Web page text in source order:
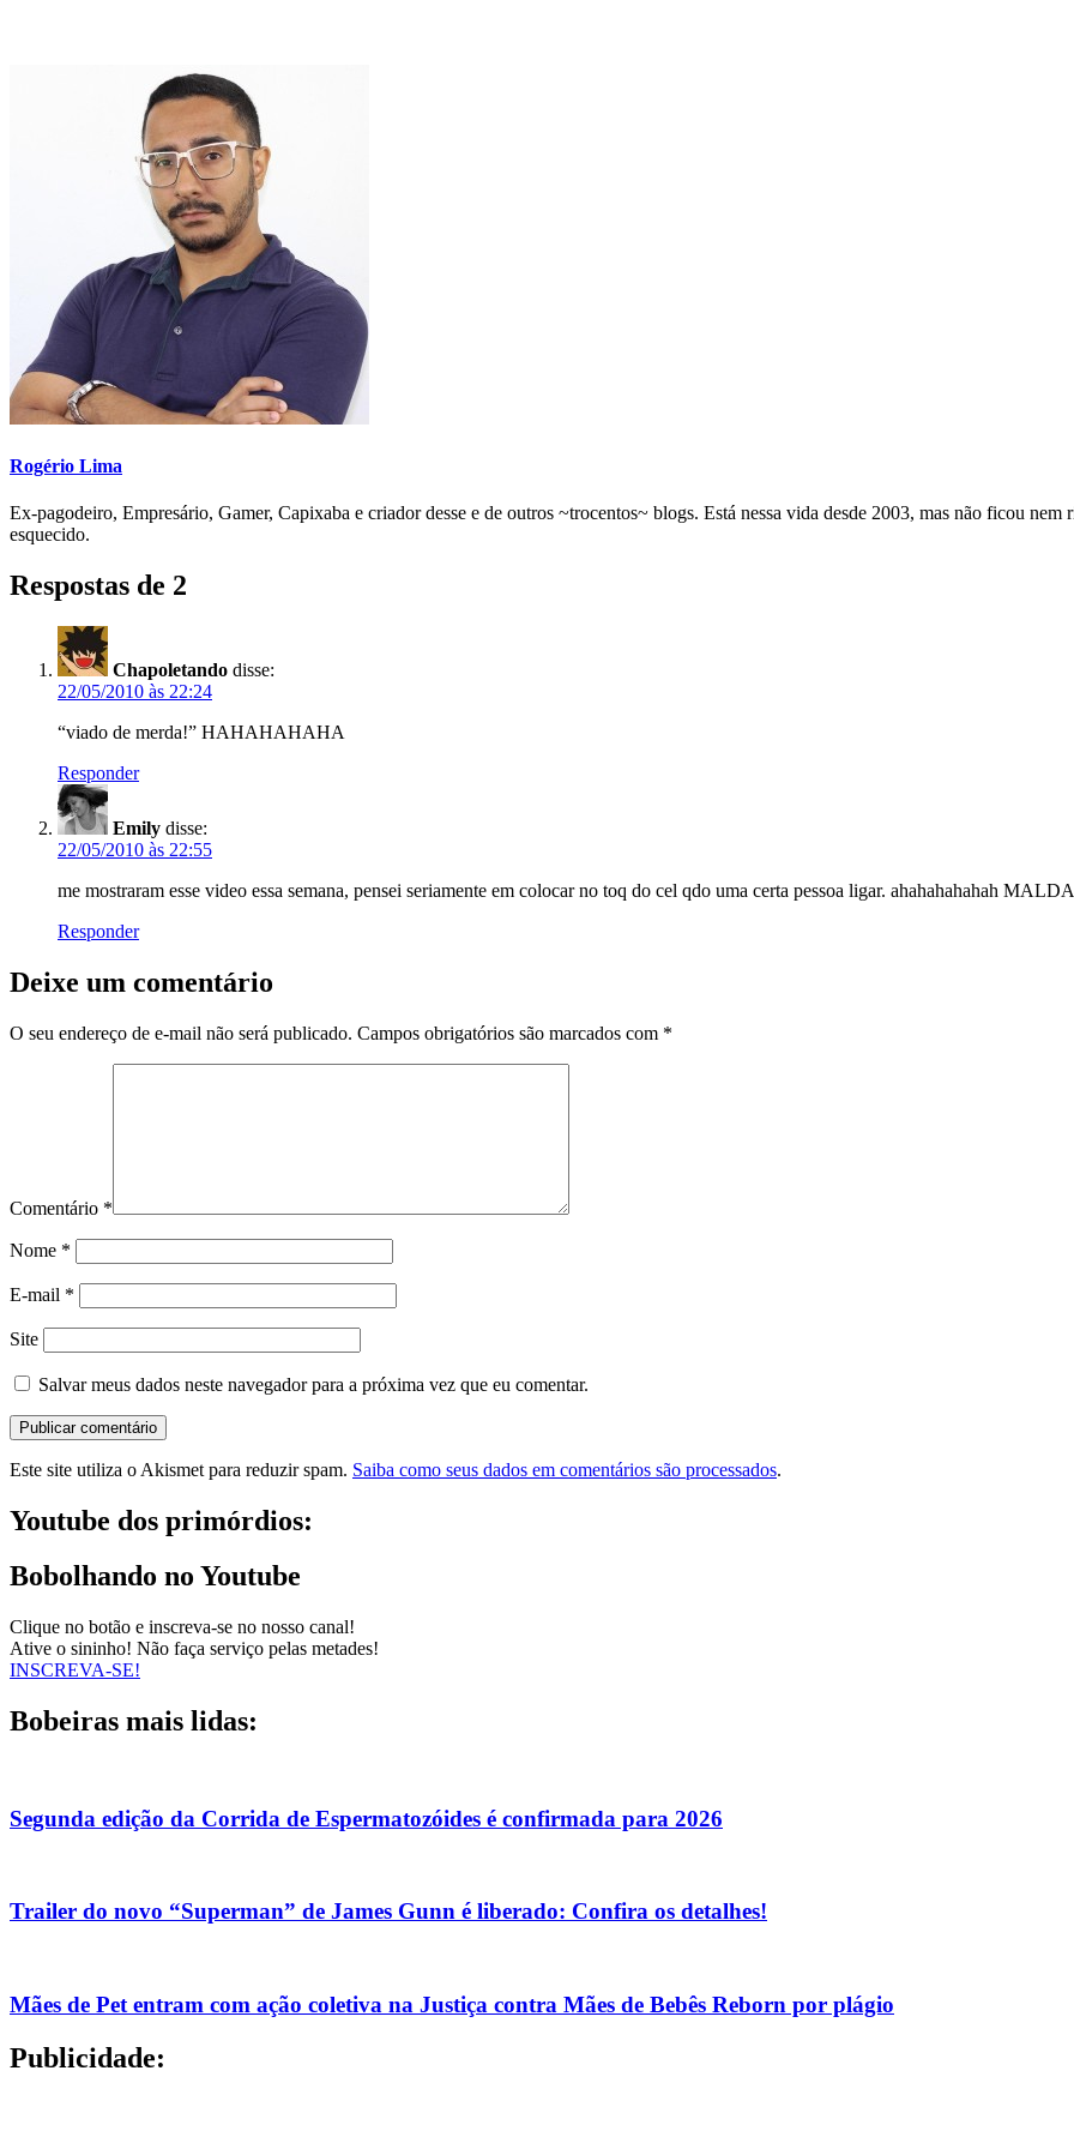
Rogério Lima
Ex-pagodeiro, Empresário, Gamer, Capixaba e criador desse e de outros ~trocentos~ blogs. Está nessa vida desde 2003, mas não ficou
esquecido.
Respostas de 2
Chapoletando disse:
22/05/2010 às 22:24
“viado de merda!” HAHAHAHAHA
Responder
Emily disse:
22/05/2010 às 22:55
me mostraram esse video essa semana, pensei seriamente em colocar no toq do cel qdo uma certa pessoa ligar. ahahahahahah
Responder
Deixe um comentário
O seu endereço de e-mail não será publicado. Campos obrigatórios são marcados com *
Comentário *
Nome *
E-mail *
Site
Salvar meus dados neste navegador para a próxima vez que eu comentar.
Este site utiliza o Akismet para reduzir spam. Saiba como seus dados em comentários são processados.
Youtube dos primórdios:
Bobolhando no Youtube
Clique no botão e inscreva-se no nosso canal!
Ative o sininho! Não faça serviço pelas metades!
INSCREVA-SE!
Bobeiras mais lidas:
Segunda edição da Corrida de Espermatozóides é confirmada para 2026
Trailer do novo “Superman” de James Gunn é liberado: Confira os detalhes!
Mães de Pet entram com ação coletiva na Justiça contra Mães de Bebês Reborn por plágio
Publicidade: